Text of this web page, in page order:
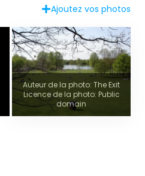
Ajoutez vos photos
Auteur de la photo: The Exit
Licence de la photo: Public
domain